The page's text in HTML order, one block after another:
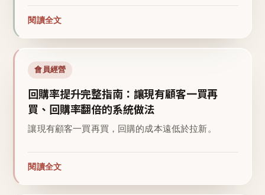
閱讀全文
會員經營
回購率提升完整指南：讓現有顧客一買再
買、回購率翻倍的系統做法
讓現有顧客一買再買，回購的成本遠低於拉新。
閱讀全文